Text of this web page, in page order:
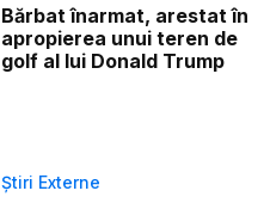
Bărbat înarmat, arestat în
apropierea unui teren de
golf al lui Donald Trump
Știri Externe